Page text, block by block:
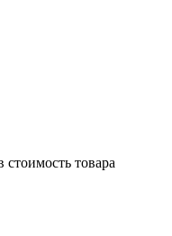
товара